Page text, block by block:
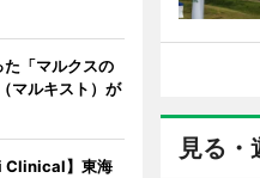
見る・
「マルクスの
マルキスト）が
Clinical】東海